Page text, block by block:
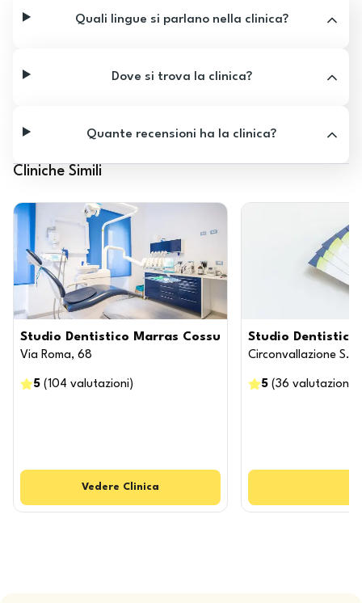
Quali lingue si parlano nella clinica?
Dove si trova la clinica?
Quante recensioni ha la clinica?
Cliniche Simili
Studio Dentistico Marras Cossu
Via Roma, 68
5 (104 valutazioni )
Vedere Clinica
Studio
Circonvallazione S.
5 (36 valutazioni